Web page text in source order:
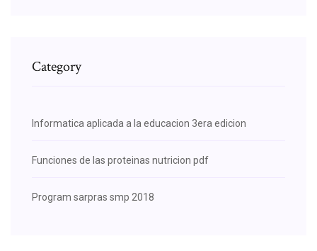
Category
Informatica aplicada a la educacion 3era edicion
Funciones de las proteinas nutricion pdf
Program sarpras smp 2018